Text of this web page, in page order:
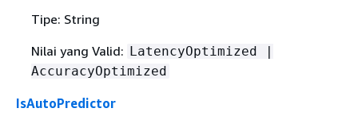
Tipe: String
Nilai yang Valid: LatencyOptimized |
AccuracyOptimized
IsAutoPredictor